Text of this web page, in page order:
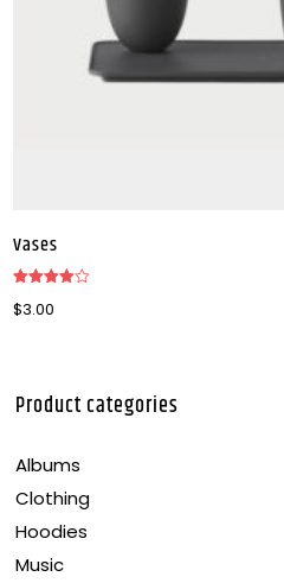
Vases
en4.00
$3.00
Product categories
Albums
Clothing
Hoodies
Music